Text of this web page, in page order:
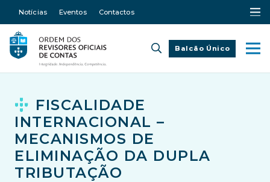
Notícias Eventos Contactos
Balcão Único
FISCALIDADE
INTERNACIONAL –
MECANISMOS DE
ELIMINAÇÃO DA DUPLA
TRIBUTAÇÃO